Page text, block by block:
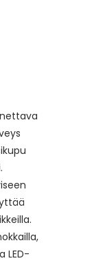
LED-